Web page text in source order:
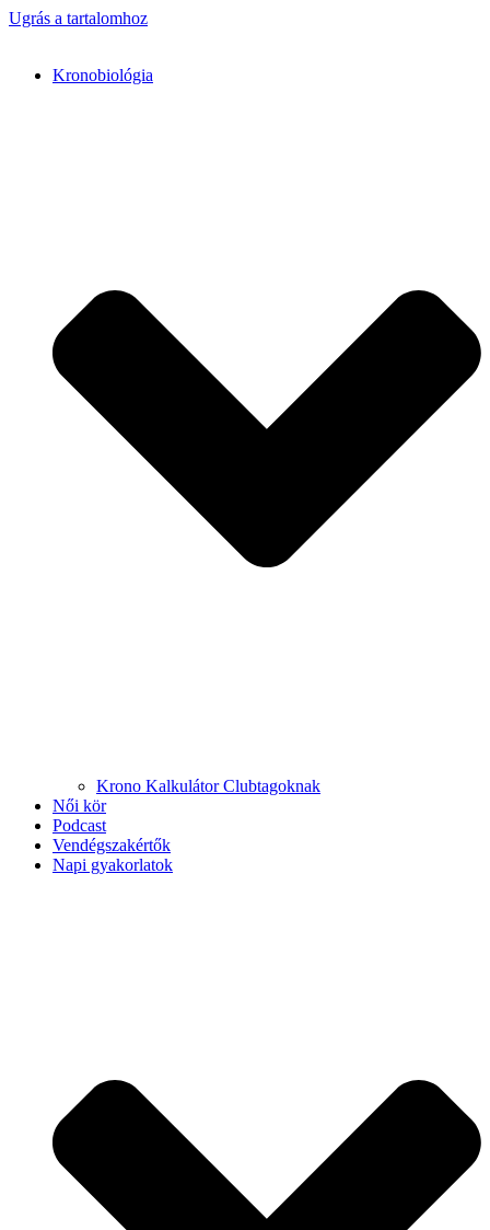
Ugrás a tartalomhoz
Kronobiológia
Krono Kalkulátor Clubtagoknak
Női kör
Podcast
Vendégszakértők
Napi gyakorlatok